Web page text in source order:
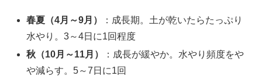
春夏（4月～9月）
：成長期。土が乾いたらたっぷり
水やり。3～4日に1回程度
秋（10月～11月）
：成長が緩やか。水やり頻度をや
や減らす。5～7日に1回